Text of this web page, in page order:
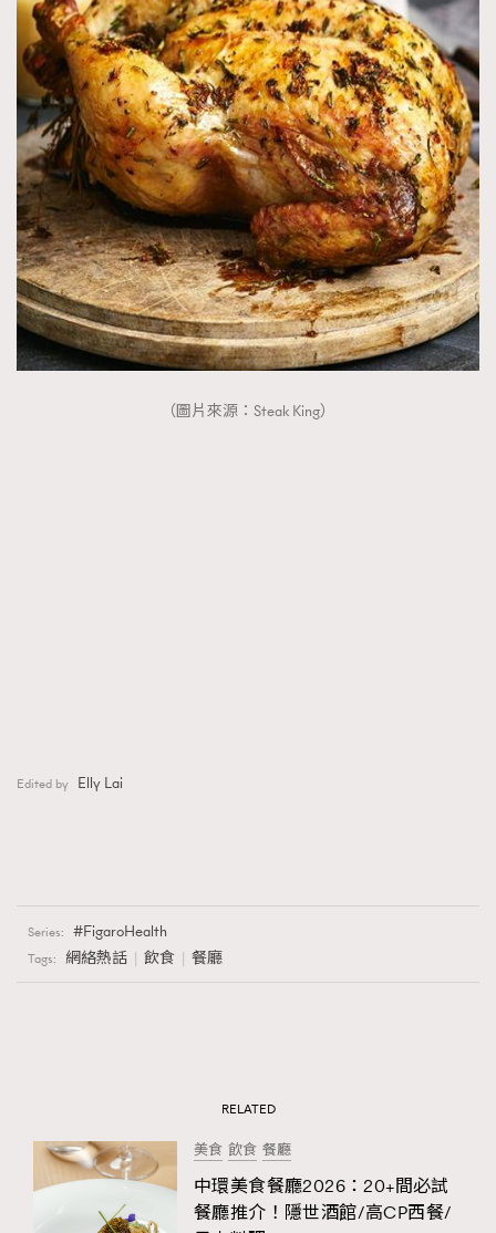
（圖片來源：Steak King）
Edited by Elly Lai
Series: FigaroHealth
Tags: 網絡熱話 飲食 餐廳
RELATED
美食 飲食 餐廳
中環美食餐廳2026：20+間必試
餐廳推介！隱世酒館/高CP西餐/